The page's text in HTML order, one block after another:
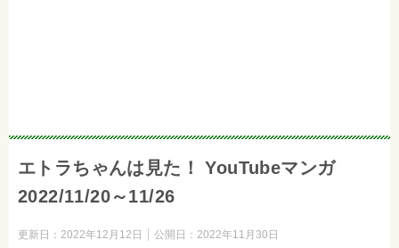
エトラちゃんは見た！ YouTubeマンガ
2022/11/20～11/26
更新日： 2022年12月12日 公開日： 2022年11月30日